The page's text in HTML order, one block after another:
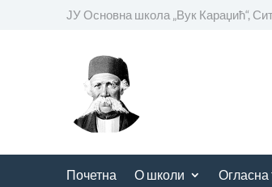
ЈУ Основна школа „Вук Караџић“,
Почетна О школи Огласна